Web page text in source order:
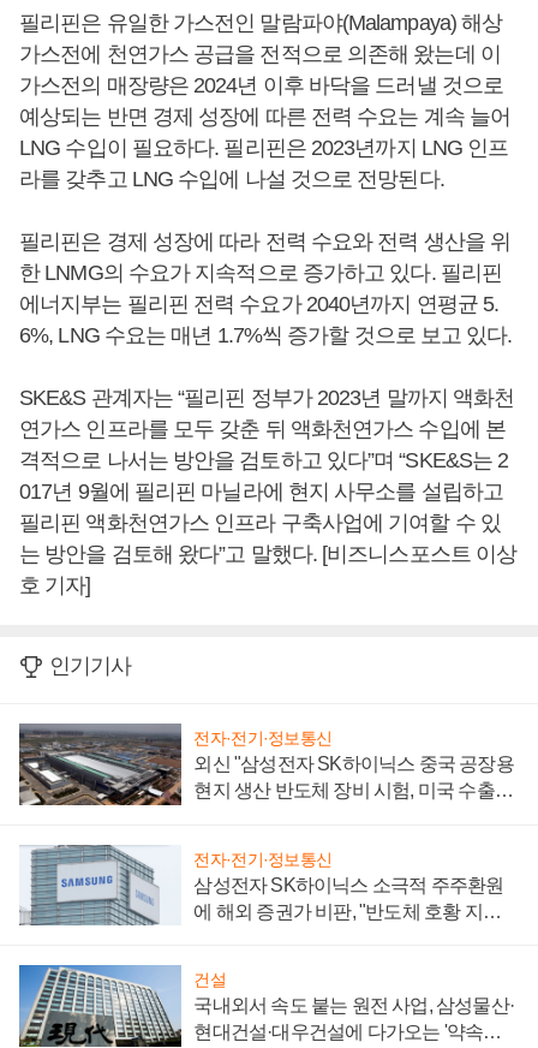
필리핀은 유일한 가스전인 말람파야(Malampaya) 해상
가스전에 천연가스 공급을 전적으로 의존해 왔는데 이
가스전의 매장량은 2024년 이후 바닥을 드러낼 것으로
예상되는 반면 경제 성장에 따른 전력 수요는 계속 늘어
LNG 수입이 필요하다. 필리핀은 2023년까지 LNG 인프
라를 갖추고 LNG 수입에 나설 것으로 전망된다.
필리핀은 경제 성장에 따라 전력 수요와 전력 생산을 위
한 LNMG의 수요가 지속적으로 증가하고 있다. 필리핀
에너지부는 필리핀 전력 수요가 2040년까지 연평균 5.
6%, LNG 수요는 매년 1.7%씩 증가할 것으로 보고 있다.
SKE&S 관계자는 “필리핀 정부가 2023년 말까지 액화천
연가스 인프라를 모두 갖춘 뒤 액화천연가스 수입에 본
격적으로 나서는 방안을 검토하고 있다”며 “SKE&S는 2
017년 9월에 필리핀 마닐라에 현지 사무소를 설립하고
필리핀 액화천연가스 인프라 구축사업에 기여할 수 있
는 방안을 검토해 왔다”고 말했다. [비즈니스포스트 이상
호 기자]
인기기사
전자·전기·정보통신
외신 "삼성전자 SK하이닉스 중국 공장용
현지 생산 반도체 장비 시험, 미국 수출통
전자·전기·정보통신
삼성전자 SK하이닉스 소극적 주주환원
에 해외 증권가 비판, "반도체 호황 지속
건설
국내외서 속도 붙는 원전 사업, 삼성물산·
현대건설·대우건설에 다가오는 '약속의